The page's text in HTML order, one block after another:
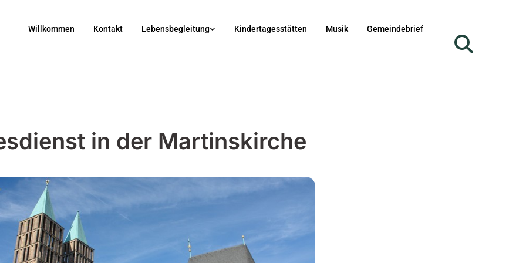
Willkommen Kontakt Lebensbegleitung Kindertagesstätten Musik Gemeindebrief
in der Martinskirche